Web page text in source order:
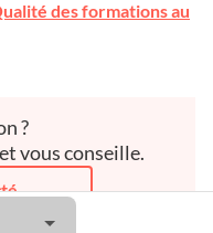
des formations au
?
vous conseille.